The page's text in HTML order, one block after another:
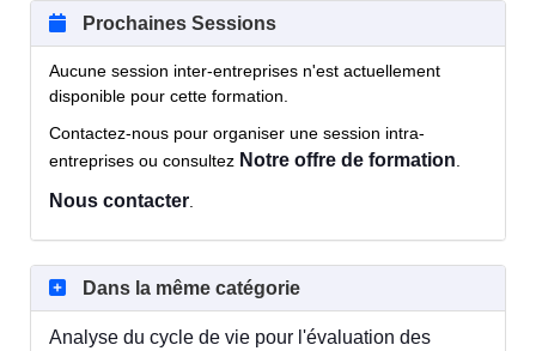
Prochaines Sessions
Aucune session inter-entreprises n'est actuellement
disponible pour cette formation.
Contactez-nous pour organiser une session intra-
entreprises ou consultez Notre offre de formation.
Nous contacter.
Dans la même catégorie
Analyse du cycle de vie pour l'évaluation des